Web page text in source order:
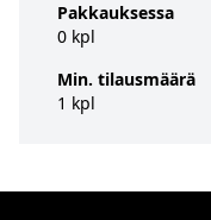
Pakkauksessa
0 kpl
Min. tilausmäärä
1 kpl